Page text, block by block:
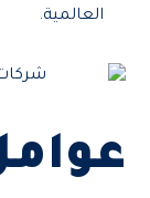
العالمية.